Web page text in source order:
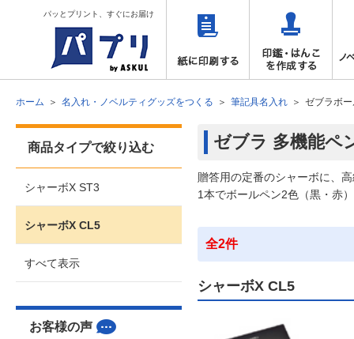
パッとプリント、すぐにお届け
ホーム 名入れ・ノベルティグッズをつくる 筆記具名入れ ゼブラボ
ゼブラ 多機能ペ
贈答用の定番のシャーボに、
1本でボールペン2色（黒・赤
全2件
シャーボX CL5
商品タイプで絞り込む
シャーボX ST3
シャーボX CL5
すべて表示
お客様の声